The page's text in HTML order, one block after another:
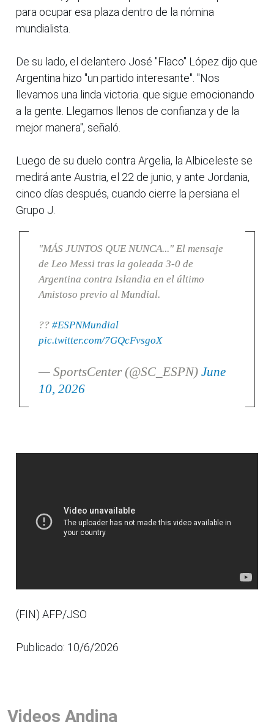
para ocupar esa plaza dentro de la nómina
mundialista.
De su lado, el delantero José "Flaco" López dijo que
Argentina hizo "un partido interesante". "Nos
llevamos una linda victoria. que sigue emocionando
a la gente. Llegamos llenos de confianza y de la
mejor manera", señaló.
Luego de su duelo contra Argelia, la Albiceleste se
medirá ante Austria, el 22 de junio, y ante Jordania,
cinco días después, cuando cierre la persiana el
Grupo J.
"MÁS JUNTOS QUE NUNCA..." El mensaje
de Leo Messi tras la goleada 3-0 de
Argentina contra Islandia en el último
Amistoso previo al Mundial.
?? #ESPNMundial
pic.twitter.com/7GQcFvsgoX
— SportsCenter (@SC_ESPN) June
10, 2026
(FIN) AFP/JSO
Publicado: 10/6/2026
Videos Andina